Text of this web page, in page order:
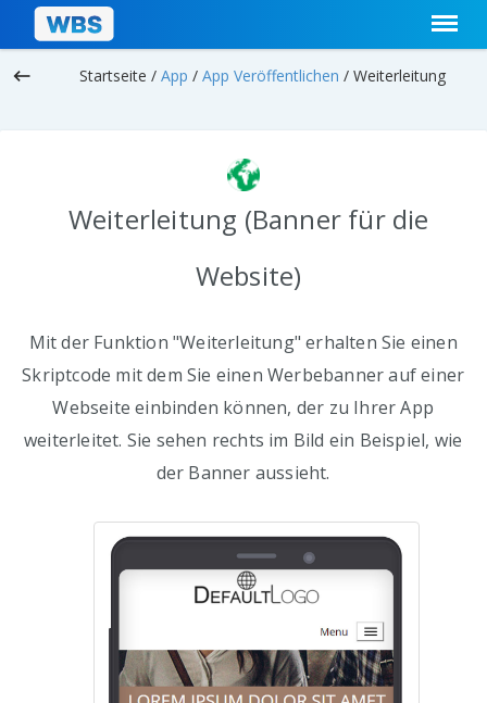
keyboard_backspace Startseite /App / App Veröffentlichen / Weiterleitung
Weiterleitung (Banner für die
Website)
Mit der Funktion "Weiterleitung" erhalten Sie einen
Skriptcode mit dem Sie einen Werbebanner auf einer
Webseite einbinden können, der zu Ihrer App
weiterleitet. Sie sehen rechts im Bild ein Beispiel, wie
der Banner aussieht.